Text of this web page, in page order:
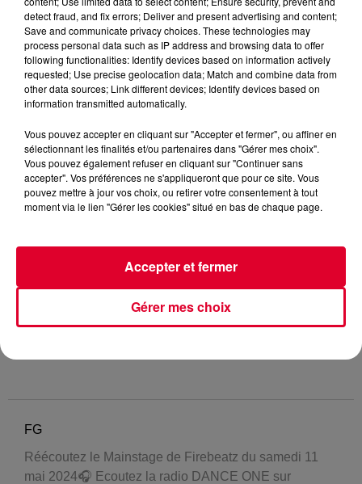
FG
Réécoutez le Mainstage de Firebeatz du samedi 11
mai 2024🎧 Ecoutez la radio DANCE ONE sur
detect fraud, and fix errors; Deliver and present advertising and content;
Save and communicate privacy choices. These technologies may
process personal data such as IP address and browsing data to offer
following functionalities: Identify devices based on information actively
requested; Use precise geolocation data; Match and combine data from
other data sources; Link different devices; Identify devices based on
information transmitted automatically.
Vous pouvez accepter en cliquant sur "Accepter et fermer", ou affiner en
sélectionnant les finalités et/ou partenaires dans "Gérer mes choix".
Vous pouvez également refuser en cliquant sur "Continuer sans
accepter". Vos préférences ne s'appliqueront que pour ce site. Vous
pouvez mettre à jour vos choix, ou retirer votre consentement à tout
moment via le lien "Gérer les cookies" situé en bas de chaque page.
Gérer mes choix
Accepter et fermer